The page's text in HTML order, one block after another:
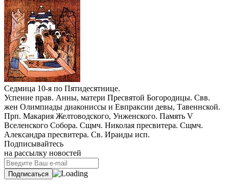
Седмица 10-я по Пятидесятнице.
Успение прав. Анны, матери Пресвятой Богородицы. Свв.
жен Олимпиады диакониссы и Евпраксии девы, Тавеннской.
Прп. Макария Желтоводского, Унженского. Память V
Вселенского Собора. Сщмч. Николая пресвитера. Сщмч.
Александра пресвитера. Св. Ираиды исп.
Подписывайтесь
на рассылку новостей